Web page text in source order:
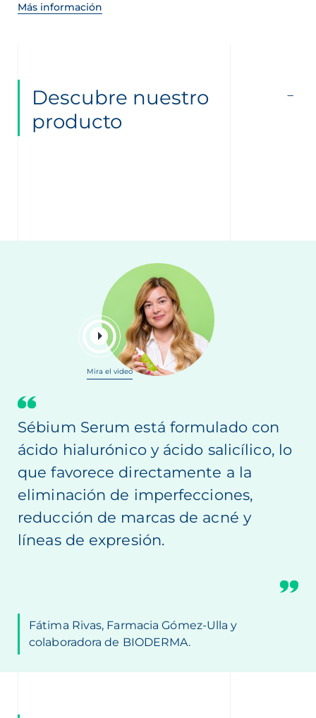
Más información
Descubre nuestro
producto
Mira el video
Sébium Serum está formulado con
ácido hialurónico y ácido salicílico, lo
que favorece directamente a la
eliminación de imperfecciones,
reducción de marcas de acné y
líneas de expresión.
Fátima Rivas, Farmacia Gómez-Ulla y
colaboradora de BIODERMA.